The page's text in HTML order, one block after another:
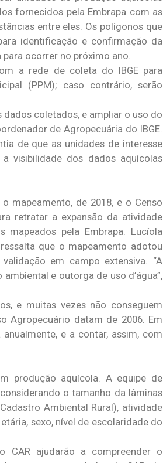
fornecidos pela Embrapa com as
entre eles. Os polígonos que
identificação e confirmação da
ocorrer no próximo ano.
a rede de coleta do IBGE para
(PPM); caso contrário, serão
dados coletados, e ampliar o uso do
de Agropecuária do IBGE.
de que as unidades de interesse
visibilidade dos dados aquícolas
mapeamento, de 2018, e o Censo
retratar a expansão da atividade
pela Embrapa. Lucíola
que o mapeamento adotou
em campo extensiva. “A
e outorga de uso d’água”,
e muitas vezes não conseguem
Agropecuário datam de 2006. Em
e a contar, assim, com
produção aquícola. A equipe de
o tamanho da lâminas
Ambiental Rural), atividade
sexo, nível de escolaridade do
CAR ajudarão a compreender o